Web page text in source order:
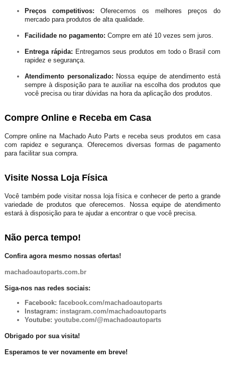
Preços competitivos: Oferecemos os melhores preços do
mercado para produtos de alta qualidade.
Facilidade no pagamento: Compre em até 10 vezes sem juros.
Entrega rápida: Entregamos seus produtos em todo o Brasil com
rapidez e segurança.
Atendimento personalizado: Nossa equipe de atendimento est
sempre à disposição para te auxiliar na escolha dos produtos que
você precisa ou tirar dúvidas na hora da aplicação dos produtos.
Compre Online e Receba em Casa
Compre online na Machado Auto Parts e receba seus produtos em casa
com rapidez e segurança. Oferecemos diversas formas de pagamento
para facilitar sua compra.
Visite Nossa Loja Física
Você também pode visitar nossa loja física e conhecer de perto a grande
variedade de produtos que oferecemos. Nossa equipe de atendimento
estará à disposição para te ajudar a encontrar o que você precisa.
Não perca tempo!
Confira agora mesmo nossas ofertas!
machadoautoparts.com.br
Siga-nos nas redes sociais:
Facebook: facebook.com/machadoautoparts
Instagram: instagram.com/machadoautoparts
Youtube: youtube.com/@machadoautoparts
Obrigado por sua visita!
Esperamos te ver novamente em breve!